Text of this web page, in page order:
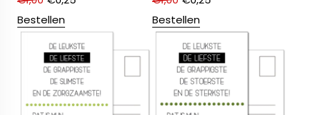
Bestellen
Bestellen